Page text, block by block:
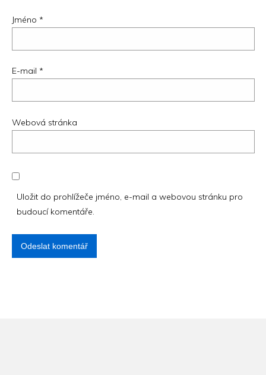
Jméno *
E-mail *
Webová stránka
Uložit do prohlížeče jméno, e-mail a webovou stránku pro
budoucí komentáře.